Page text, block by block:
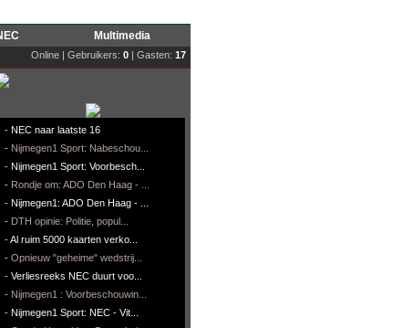
Multimedia
Online | Gebruikers: 0 | Gasten: 17
- NEC naar laatste 16
- Nijmegen1 Sport: Nabeschou...
- Nijmegen1 Sport: Voorbesch...
- Rondje om: ADO Den Haag - ...
- Nijmegen1: ADO Den Haag - ...
- DTH opinie: Politie, popul...
-Al ruim 5000 kaarten verko...
- Opnieuw "geheime" wedstrij...
- Verliesreeks NEC duurt voo...
- Nijmegen1 : Voorbeschouwin...
- Nijmegen1 Sport: NEC - Vit...